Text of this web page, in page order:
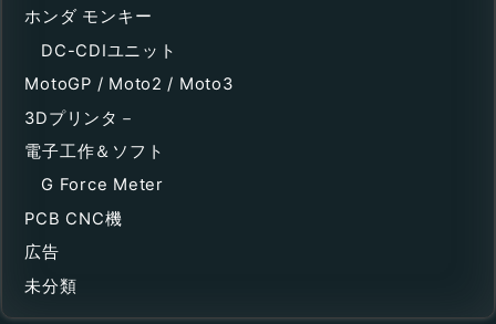
ホンダ モンキー
DC-CDIユニット
MotoGP / Moto2 / Moto3
3Dプリンタ－
電子工作＆ソフト
G Force Meter
PCB CNC機
広告
未分類